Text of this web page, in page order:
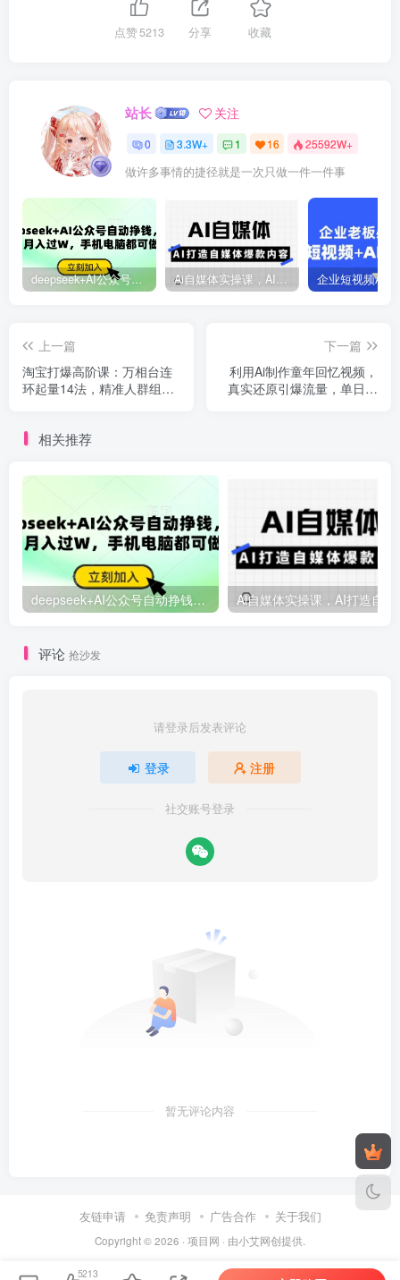
点赞5213 分享 收藏
站长 关注
0 3.3W+ 1 16 25592W+
做许多事情的捷径就是一次只做一件一件事
deepseek+AI公众号自动挣钱，轻松月入过W，手机电脑都可做
上一篇
淘宝打爆高阶课：万相台连
环起量14法，精准人群组合
下一篇
利用Ai制作童年回忆视频，
真实还原引爆流量，单日变
相关推荐
deepseek+AI公众号自动挣钱，轻松月入过W，手机电脑都可做
评论 抢沙发
请登录后发表评论
登录 注册
社交账号登录
暂无评论内容
友链申请 免责声明 广告合作 关于我们
Copyright © 2026 · 项目网 · 由小艾网创提供.
5213